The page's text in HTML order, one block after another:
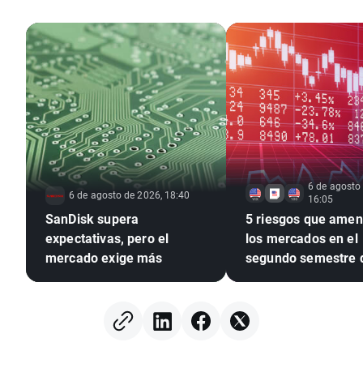
6 de agosto de 2026, 18:40
SanDisk supera
expectativas, pero el
mercado exige más
6 de agosto
16:05
5 riesgos que
los mercados en el
segundo semestre